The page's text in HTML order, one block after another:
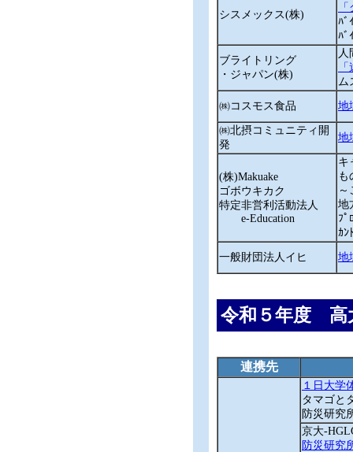
シスメックス(株)
ﾊﾞ
ﾊﾞ
ブライトリング
・ジャパン(株)
ム
㈱コスモス食品 地
㈱北摂コミュニティ開
発
地
(株)Makuake
ゴボウキカク
特定非営利活動法人
e-Education
キ
も
地
ﾌﾟ
ｶﾝ
一般財団法人イヒ 地
令和５年度 高
連携先
１日大学
タマゴと
防災研究
京大
防災研究